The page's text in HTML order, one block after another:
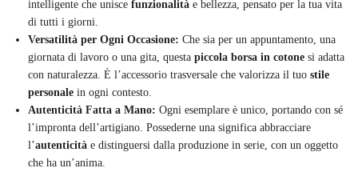
intelligente che unisce funzionalità e bellezza, pensato per la tua vita
di tutti i giorni.
Versatilità per Ogni Occasione: Che sia per un appuntamento, una
giornata di lavoro o una gita, questa piccola borsa in cotone si adatta
con naturalezza. È l’accessorio trasversale che valorizza il tuo stile
personale in ogni contesto.
Autenticità Fatta a Mano: Ogni esemplare è unico, portando con sé
l’impronta dell’artigiano. Possederne una significa abbracciare
l’autenticità e distinguersi dalla produzione in serie, con un oggetto
che ha un’anima.